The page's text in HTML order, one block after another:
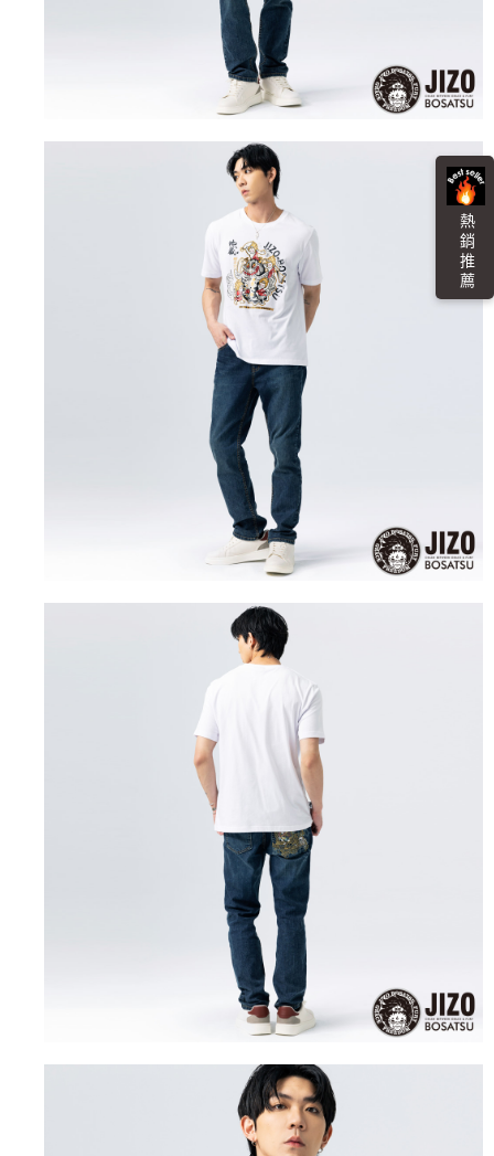
熱 銷 推 薦
１．透過由恩沛科技股份有限公司提供之「AFTEE先享後付」服務完成之交
易，需依本服務之必要範圍內提供個人資料，並將交易相關給付款項請求債
權轉讓予恩沛科技股份有限公司。
２．關於個人資料處理事宜，請瀏覽以下網址：
３．未成年的使用者請事先徵得法定代理人或監護人之同意方可使用
「AFTEE先享後付」，若未經同意申辦者引起之損失，本公司不負相關責
４．使用「AFTEE先享後付」時，將依據個別帳號之用戶狀況，依本公司即
時審查核予不同之上限額度；若仍有額度不足之情形，本公司將視審查結果
５．嚴禁一人註冊多個帳號或使用他人資訊註冊。若發現惡意使用之情形，
恩沛科技股份有限公司將有權停止該用戶之使用額度並採取法律行動。
每筆NT$80，滿NT$3,000(含以上)免運費
每筆NT$80，滿NT$3,000(含以上)免運費
每筆NT$100，滿NT$3,000(含以上)免運費
查看運費